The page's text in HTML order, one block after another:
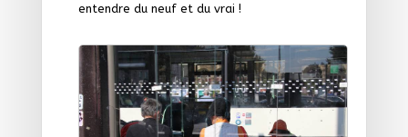
entendre du neuf et du vrai !